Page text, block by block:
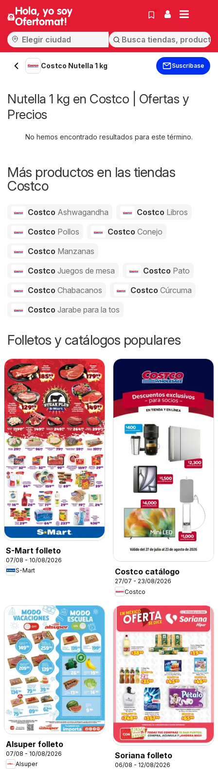
Hola, yo soy
Ofertomat!
Costco Nutella 1 kg Suscríbase
Nutella 1 kg en Costco | Ofertas y
Precios
No hemos encontrado resultados para este término.
Más productos en las tiendas
Costco
Costco Ashwagandha Costco Libros
Costco Pollos Costco Conejo
Costco Manzanas
Costco Juegos de mesa Costco Pato
Costco Chabacanos Costco Cúrcuma
Costco Jarabe para la tos
Folletos y catálogos populares
S-Mart folleto
07/08 - 10/08/2026
S-Mart
Costco catálogo
27/07 - 23/08/2026
Costco
Alsuper folleto
07/08 - 10/08/2026
Alsuper
Soriana folleto
06/08 - 12/08/2026